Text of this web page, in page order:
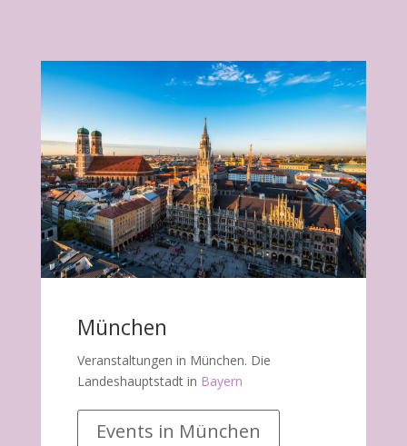
München
Veranstaltungen in München. Die
Landeshauptstadt in Bayern
Events in München